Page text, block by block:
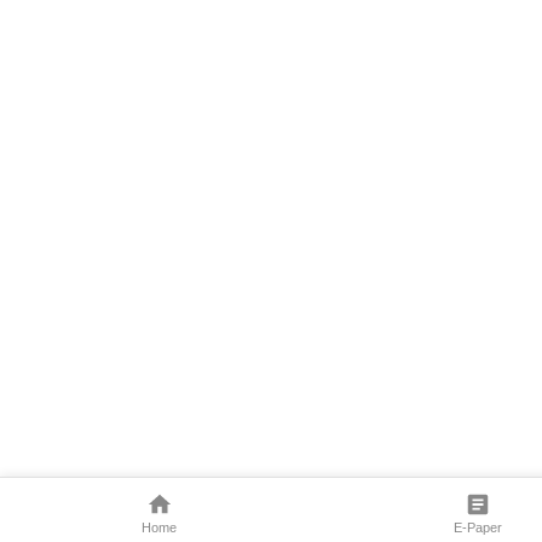
Home E-Paper